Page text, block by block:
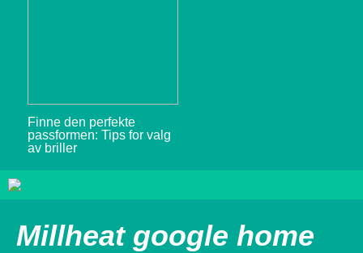
Finne den perfekte
passformen: Tips for valg
av briller
Millheat google home